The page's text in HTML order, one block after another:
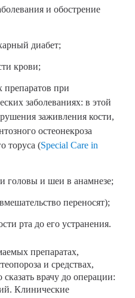
и обострение
диабет;
крови;
препаратов при
заболеваниях: в этой
заживления кости,
остеонекроза
торуса (Special Care in
головы и шеи в анамнезе;
переносят);
рта до его устранения.
препаратах,
и средствах,
врачу до операции:
Клинические